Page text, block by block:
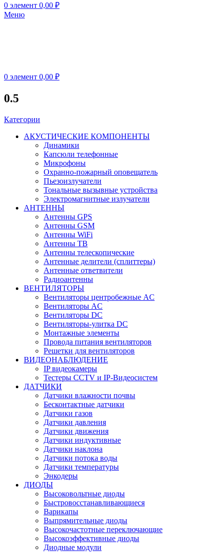
0 элемент 0,00 ₽
Меню
0 элемент 0,00 ₽
0.5
Категории
АКУСТИЧЕСКИЕ КОМПОНЕНТЫ
Динамики
Капсюли телефонные
Микрофоны
Охранно-пожарный оповещатель
Пьезоизлучатели
Тональные вызывные устройства
Электромагнитные излучатели
АНТЕННЫ
Антенны GPS
Антенны GSM
Антенны WiFi
Антенны ТВ
Антенны телескопические
Антенные делители (сплиттеры)
Антенные ответвители
Радиоантенны
ВЕНТИЛЯТОРЫ
Вентиляторы центробежные AC
Вентиляторы AC
Вентиляторы DC
Вентиляторы-улитка DC
Монтажные элементы
Провода питания вентиляторов
Решетки для вентиляторов
ВИДЕОНАБЛЮДЕНИЕ
IP видеокамеры
Тестеры CCTV и IP-Видеосистем
ДАТЧИКИ
Датчики влажности почвы
Бесконтактные датчики
Датчики газов
Датчики давления
Датчики движения
Датчики индуктивные
Датчики наклона
Датчики потока воды
Датчики температуры
Энкодеры
ДИОДЫ
Высоковольтные диоды
Быстровосстанавливающиеся
Варикапы
Выпрямительные диоды
Высокочастотные переключающие
Высокоэффективные диоды
Диодные модули